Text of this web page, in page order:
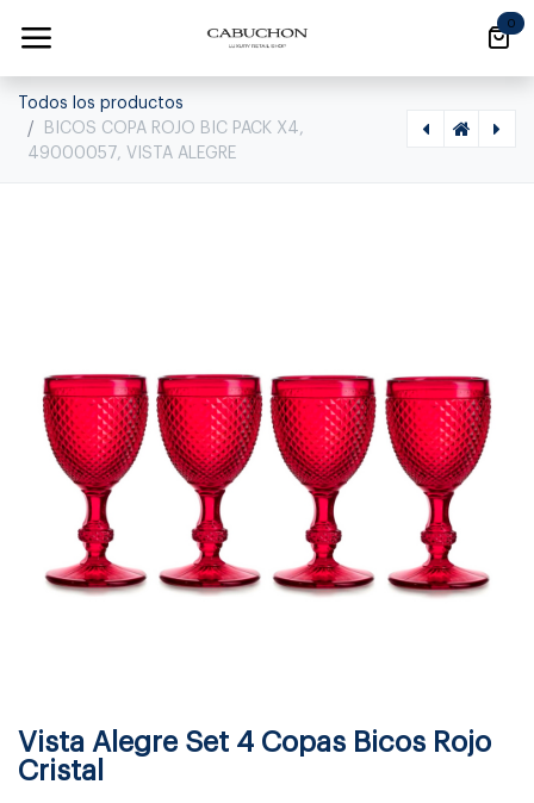
0
Todos los productos
BICOS COPA ROJO BIC PACK X4,
49000057, VISTA ALEGRE
Vista Alegre Set 4 Copas Bicos Rojo
Cristal